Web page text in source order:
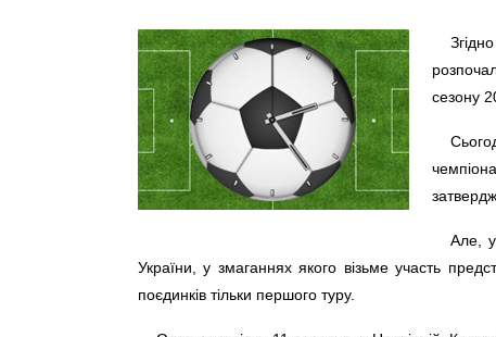
сезону
Але,
України, у змаганнях якого візьме участь
поєдинків тільки першого туру.